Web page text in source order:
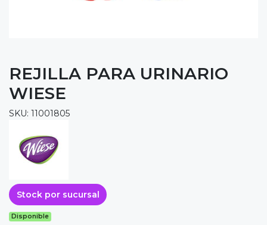
REJILLA PARA URINARIO
WIESE
SKU: 11001805
Stock por sucursal
Disponible